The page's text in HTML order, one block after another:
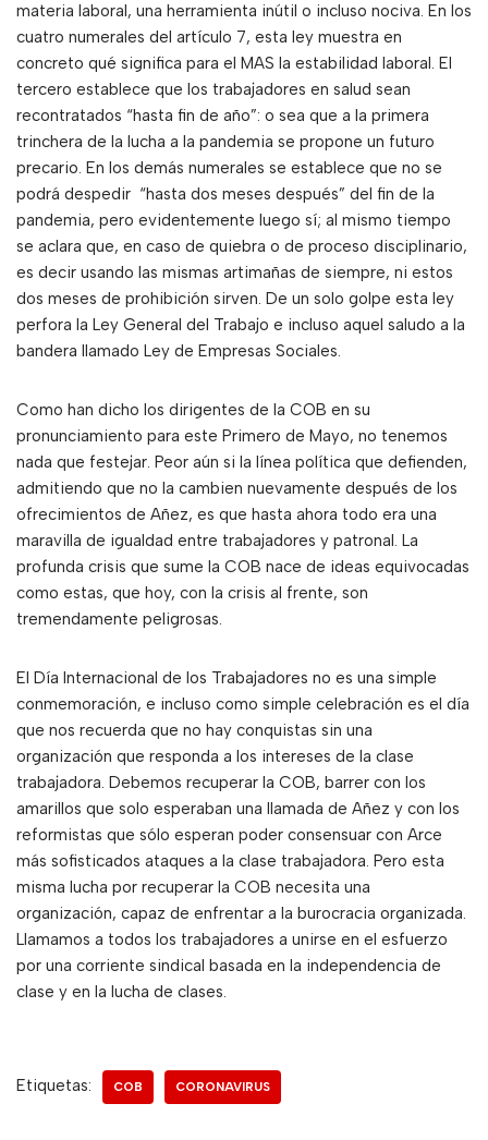
materia laboral, una herramienta inútil o incluso nociva. En los
cuatro numerales del artículo 7, esta ley muestra en
concreto qué significa para el MAS la estabilidad laboral. El
tercero establece que los trabajadores en salud sean
recontratados “hasta fin de año”: o sea que a la primera
trinchera de la lucha a la pandemia se propone un futuro
precario. En los demás numerales se establece que no se
podrá despedir “hasta dos meses después” del fin de la
pandemia, pero evidentemente luego sí; al mismo tiempo
se aclara que, en caso de quiebra o de proceso disciplinario,
es decir usando las mismas artimañas de siempre, ni estos
dos meses de prohibición sirven. De un solo golpe esta ley
perfora la Ley General del Trabajo e incluso aquel saludo a la
bandera llamado Ley de Empresas Sociales.
Como han dicho los dirigentes de la COB en su
pronunciamiento para este Primero de Mayo, no tenemos
nada que festejar. Peor aún si la línea política que defienden,
admitiendo que no la cambien nuevamente después de los
ofrecimientos de Añez, es que hasta ahora todo era una
maravilla de igualdad entre trabajadores y patronal. La
profunda crisis que sume la COB nace de ideas equivocadas
como estas, que hoy, con la crisis al frente, son
tremendamente peligrosas.
El Día Internacional de los Trabajadores no es una simple
conmemoración, e incluso como simple celebración es el día
que nos recuerda que no hay conquistas sin una
organización que responda a los intereses de la clase
trabajadora. Debemos recuperar la COB, barrer con los
amarillos que solo esperaban una llamada de Añez y con los
reformistas que sólo esperan poder consensuar con Arce
más sofisticados ataques a la clase trabajadora. Pero esta
misma lucha por recuperar la COB necesita una
organización, capaz de enfrentar a la burocracia organizada.
Llamamos a todos los trabajadores a unirse en el esfuerzo
por una corriente sindical basada en la independencia de
clase y en la lucha de clases.
Etiquetas: COB CORONAVIRUS